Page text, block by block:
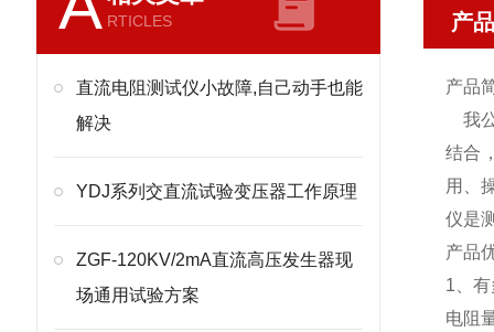
RTICLES
直流电阻测试仪小故障,自己动手也能
解决
YDJ系列交直流试验变压器工作原理
ZGF-120KV/2mA直流高压发生器现
场通用试验方案
产
产品
我
结合
用、
仪是
产品
1、
电阻